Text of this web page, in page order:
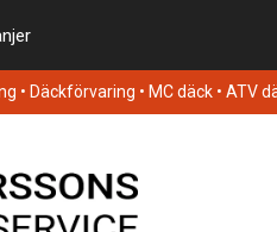
• Däckförvaring • MC däck • ATV